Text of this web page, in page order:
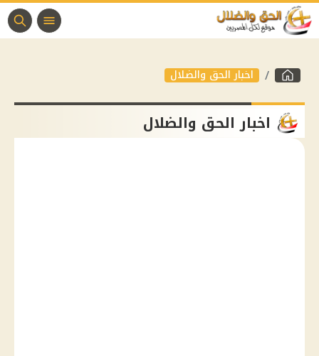
اخبار الحق والضلال
اخبار الحق والضلال